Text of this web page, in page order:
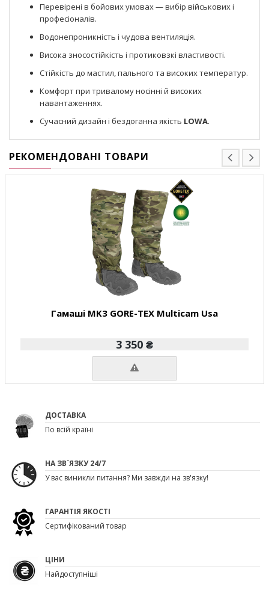
Перевірені в бойових умовах — вибір військових і
професіоналів.
Водонепроникність і чудова вентиляція.
Висока зносостійкість і протиковзкі властивості.
Стійкість до мастил, пального та високих температур.
Комфорт при тривалому носінні й високих
навантаженнях.
Сучасний дизайн і бездоганна якість LOWA.
РЕКОМЕНДОВАНІ ТОВАРИ
Гамаші MK3 GORE-TEX Multicam Usa
3 350 ₴
ДОСТАВКА
По всій країні
НА ЗВ`ЯЗКУ 24/7
У вас виникли питання? Ми завжди на зв'язку!
ГАРАНТІЯ ЯКОСТІ
Сертифікований товар
ЦІНИ
Найдоступніші